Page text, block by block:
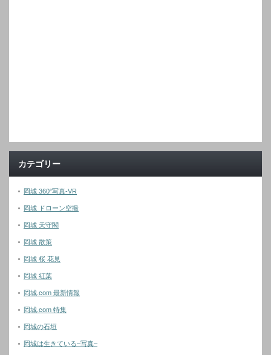
カテゴリー
岡城 360°写真-VR
岡城 ドローン空撮
岡城 天守閣
岡城 散策
岡城 桜 花見
岡城 紅葉
岡城.com 最新情報
岡城.com 特集
岡城の石垣
岡城は生きている–写真–